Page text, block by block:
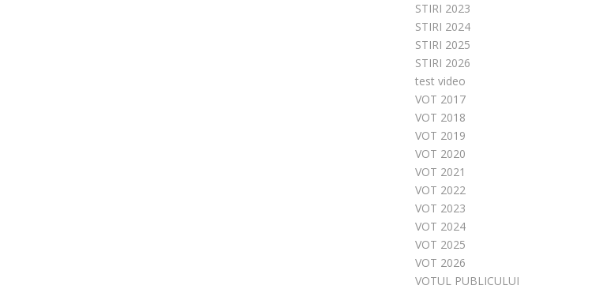
STIRI 2023
STIRI 2024
STIRI 2025
STIRI 2026
test video
VOT 2017
VOT 2018
VOT 2019
VOT 2020
VOT 2021
VOT 2022
VOT 2023
VOT 2024
VOT 2025
VOT 2026
VOTUL PUBLICULUI